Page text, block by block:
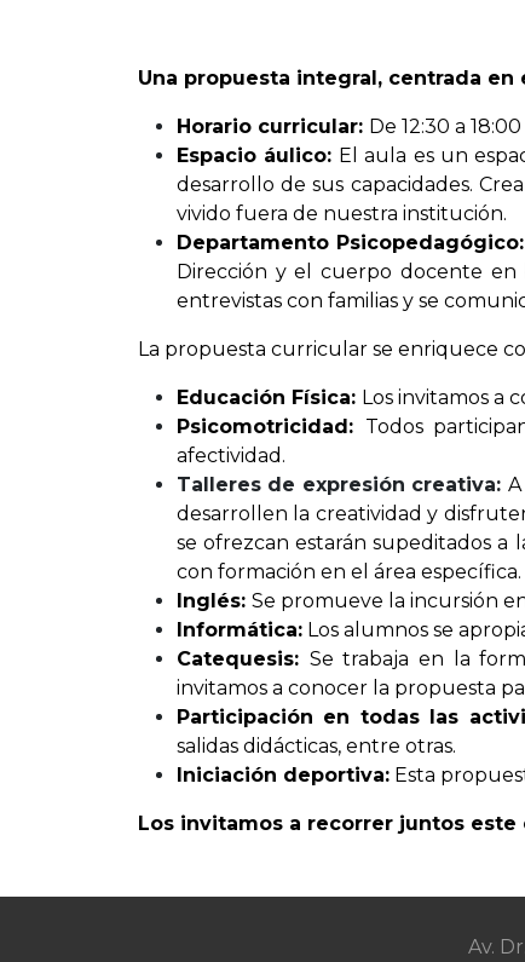
Una propuesta integral, centrada en
Horario curricular: De 12:30 a 18:00
Espacio áulico: El aula es un
desarrollo de sus capacidades.
vivido fuera de nuestra institución.
Departamento Psicopedagógico:
Dirección y el cuerpo docente en
entrevistas con familias y se
La propuesta curricular se enriquece
Educación Física: Los invitamos a
Psicomotricidad: Todos
afectividad.
Talleres de expresión creativa: A
desarrollen la creatividad y
se ofrezcan estarán supeditados a
con formación en el área específica.
Inglés: Se promueve la incursión
Informática: Los alumnos se
Catequesis: Se trabaja en la
invitamos a conocer la propuesta
Participación en todas las
salidas didácticas, entre otras.
Iniciación deportiva: Esta
Los invitamos a recorrer juntos este
Av.